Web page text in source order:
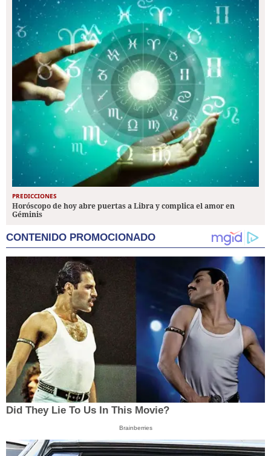
PREDICCIONES
Horóscopo de hoy abre puertas a Libra y complica el amor en
Géminis
CONTENIDO PROMOCIONADO
Did They Lie To Us In This Movie?
Brainberries